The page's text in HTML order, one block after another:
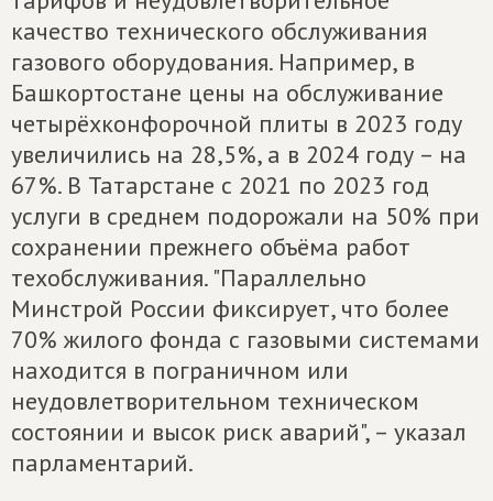
качество технического обслуживания
газового оборудования. Например, в
Башкортостане цены на обслуживание
четырёхконфорочной плиты в 2023 году
увеличились на 28,5%, а в 2024 году – на
67%. В Татарстане с 2021 по 2023 год
услуги в среднем подорожали на 50% при
сохранении прежнего объёма работ
техобслуживания. "Параллельно
Минстрой России фиксирует, что более
70% жилого фонда с газовыми системами
находится в пограничном или
неудовлетворительном техническом
состоянии и высок риск аварий", – указал
парламентарий.